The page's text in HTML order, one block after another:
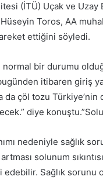
(İTÜ) Uçak ve
Toros, AA
ettiğini söyledi.
normal bir durumu
itibaren giriş
da çöl tozu
diye
nedeniyle sağlık
solunum
edebilir. Sağlık sorunu